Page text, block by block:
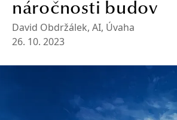
náročnosti budov
David Obdržálek, AI, Úvaha
26. 10. 2023